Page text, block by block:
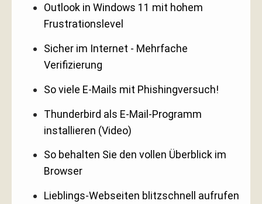
Outlook in Windows 11 mit hohem
Frustrationslevel
Sicher im Internet - Mehrfache
Verifizierung
So viele E-Mails mit Phishingversuch!
Thunderbird als E-Mail-Programm
installieren (Video)
So behalten Sie den vollen Überblick im
Browser
Lieblings-Webseiten blitzschnell aufrufen